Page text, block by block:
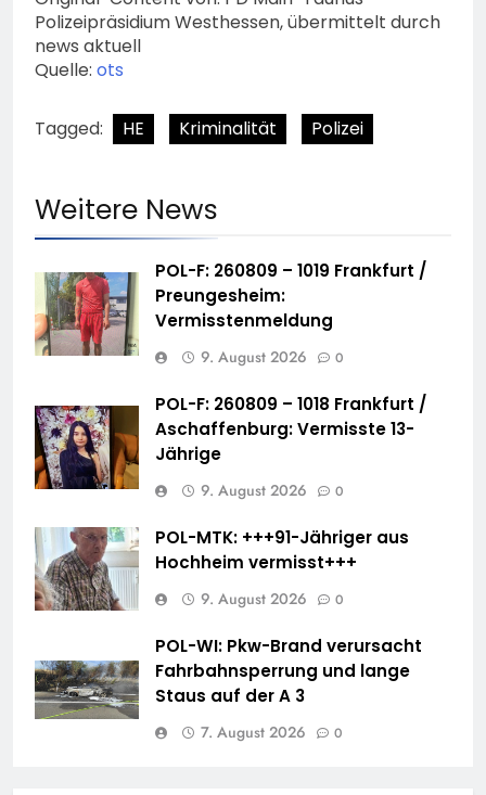
Polizeipräsidium Westhessen, übermittelt durch
news aktuell
Quelle: ots
Tagged: HE Kriminalität Polizei
Weitere News
POL-F: 260809 – 1019 Frankfurt /
Preungesheim:
Vermisstenmeldung
9. August 2026 0
POL-F: 260809 – 1018 Frankfurt /
Aschaffenburg: Vermisste 13-
Jährige
9. August 2026 0
POL-MTK: +++91-Jähriger aus
Hochheim vermisst+++
9. August 2026 0
POL-WI: Pkw-Brand verursacht
Fahrbahnsperrung und lange
Staus auf der A 3
7. August 2026 0